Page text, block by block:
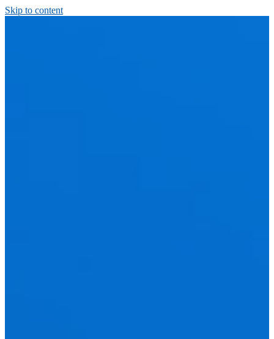
Skip to content